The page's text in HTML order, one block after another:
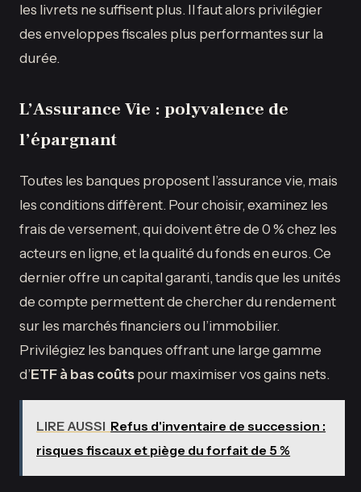
les livrets ne suffisent plus. Il faut alors privilégier
des enveloppes fiscales plus performantes sur la
durée.
L’Assurance Vie : polyvalence de
l’épargnant
Toutes les banques proposent l’assurance vie, mais
les conditions diffèrent. Pour choisir, examinez les
frais de versement, qui doivent être de 0 % chez les
acteurs en ligne, et la qualité du fonds en euros. Ce
dernier offre un capital garanti, tandis que les unités
de compte permettent de chercher du rendement
sur les marchés financiers ou l’immobilier.
Privilégiez les banques offrant une large gamme
d’ETF à bas coûtspour maximiser vos gains nets.
LIRE AUSSI Refus d'inventaire de succession :
risques fiscaux et piège du forfait de 5 %